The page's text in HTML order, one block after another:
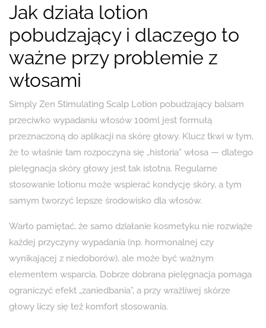
Jak działa lotion
pobudzający i dlaczego to
ważne przy problemie z
włosami
Simply Zen Stimulating Scalp Lotion pobudzający balsam
przeciwko wypadaniu włosów 100ml jest formułą
przeznaczoną do aplikacji na skórę głowy. Klucz tkwi w tym,
że to właśnie tam rozpoczyna się „historia” włosa — dlatego
pielęgnacja skóry głowy jest tak istotna. Regularne
stosowanie lotionu może wspierać kondycję skóry, a tym
samym tworzyć lepsze środowisko dla włosów.
Warto pamiętać, że samo działanie kosmetyku nie rozwiąże
każdej przyczyny wypadania (np. hormonalnej czy
wynikającej z niedoborów), ale może być ważnym
elementem wsparcia. Dobrze dobrana pielęgnacja pomaga
ograniczyć efekt „zaniedbania”, a przy wrażliwej skórze
głowy liczy się też komfort stosowania.